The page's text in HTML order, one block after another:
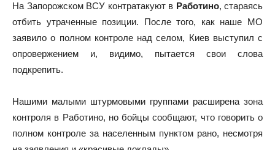
На Запорожском ВСУ контратакуют в Работино, стараясь
отбить утраченные позиции. После того, как наше МО
заявило о полном контроле над селом, Киев выступил с
опровержением и, видимо, пытается свои слова
подкрепить.
Нашими малыми штурмовыми группами расширена зона
контроля в Работино, но бойцы сообщают, что говорить о
полном контроле за населенным пунктом рано, несмотря